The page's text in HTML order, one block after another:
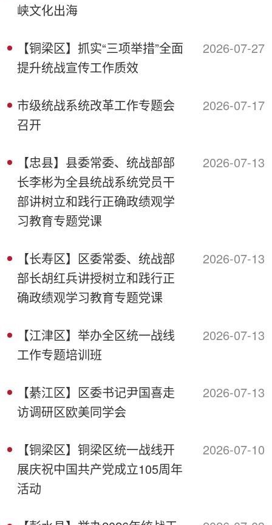
峡文化出海
【铜梁区】抓实“三项举措”全面
提升统战宣传工作质效
2026-07-27
市级统战系统改革工作专题会
召开
2026-07-17
【忠县】县委常委、统战部部
长李彬为全县统战系统党员干
部讲树立和践行正确政绩观学
习教育专题党课
2026-07-13
【长寿区】区委常委、统战部
部长胡红兵讲授树立和践行正
确政绩观学习教育专题党课
2026-07-13
【江津区】举办全区统一战线
工作专题培训班
2026-07-13
【綦江区】区委书记尹国喜走
访调研区欧美同学会
2026-07-13
【铜梁区】铜梁区统一战线开
展庆祝中国共产党成立105周年
活动
2026-07-10